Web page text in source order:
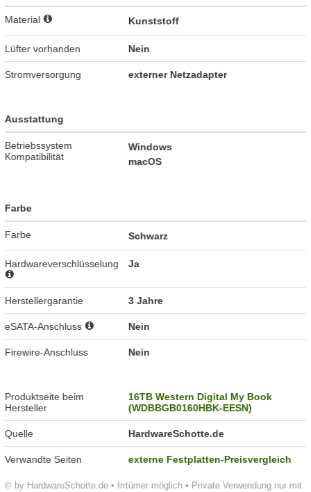
© by HardwareSchotte.de • Irrtümer möglich • Private Verwendung nur mit
Material Kunststoff
Lüfter vorhanden Nein
Stromversorgung externer Netzadapter
Ausstattung
Betriebssystem
Kompatibilität
Windows
macOS
Farbe
Farbe Schwarz
Hardwareverschlüsselung Ja
Herstellergarantie 3 Jahre
eSATA-Anschluss Nein
Firewire-Anschluss Nein
Produktseite beim
Hersteller
16TB Western Digital My Book
(WDBBGB0160HBK-EESN)
Quelle HardwareSchotte.de
Verwandte Seiten externe Festplatten-Preisvergleich